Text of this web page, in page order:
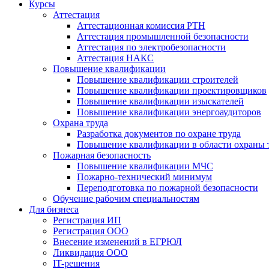
Курсы
Аттестация
Аттестационная комиссия РТН
Аттестация промышленной безопасности
Аттестация по электробезопасности
Аттестация НАКС
Повышение квалификации
Повышение квалификации строителей
Повышение квалификации проектировщиков
Повышение квалификации изыскателей
Повышение квалификации энергоаудиторов
Охрана труда
Разработка документов по охране труда
Повышение квалификации в области охраны
Пожарная безопасность
Повышение квалификации МЧС
Пожарно-технический минимум
Переподготовка по пожарной безопасности
Обучение рабочим специальностям
Для бизнеса
Регистрация ИП
Регистрация ООО
Внесение изменений в ЕГРЮЛ
Ликвидация ООО
IT-решения